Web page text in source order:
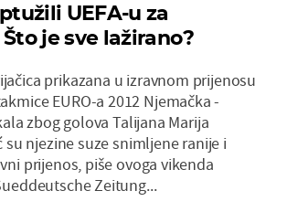
UEFA-u za
je sve lažirano?
prikazana u izravnom prijenosu
EURO-a 2012 Njemačka -
zbog golova Talijana Marija
su njezine suze snimljene ranije i
prijenos, piše ovoga vikenda
Zeitung...